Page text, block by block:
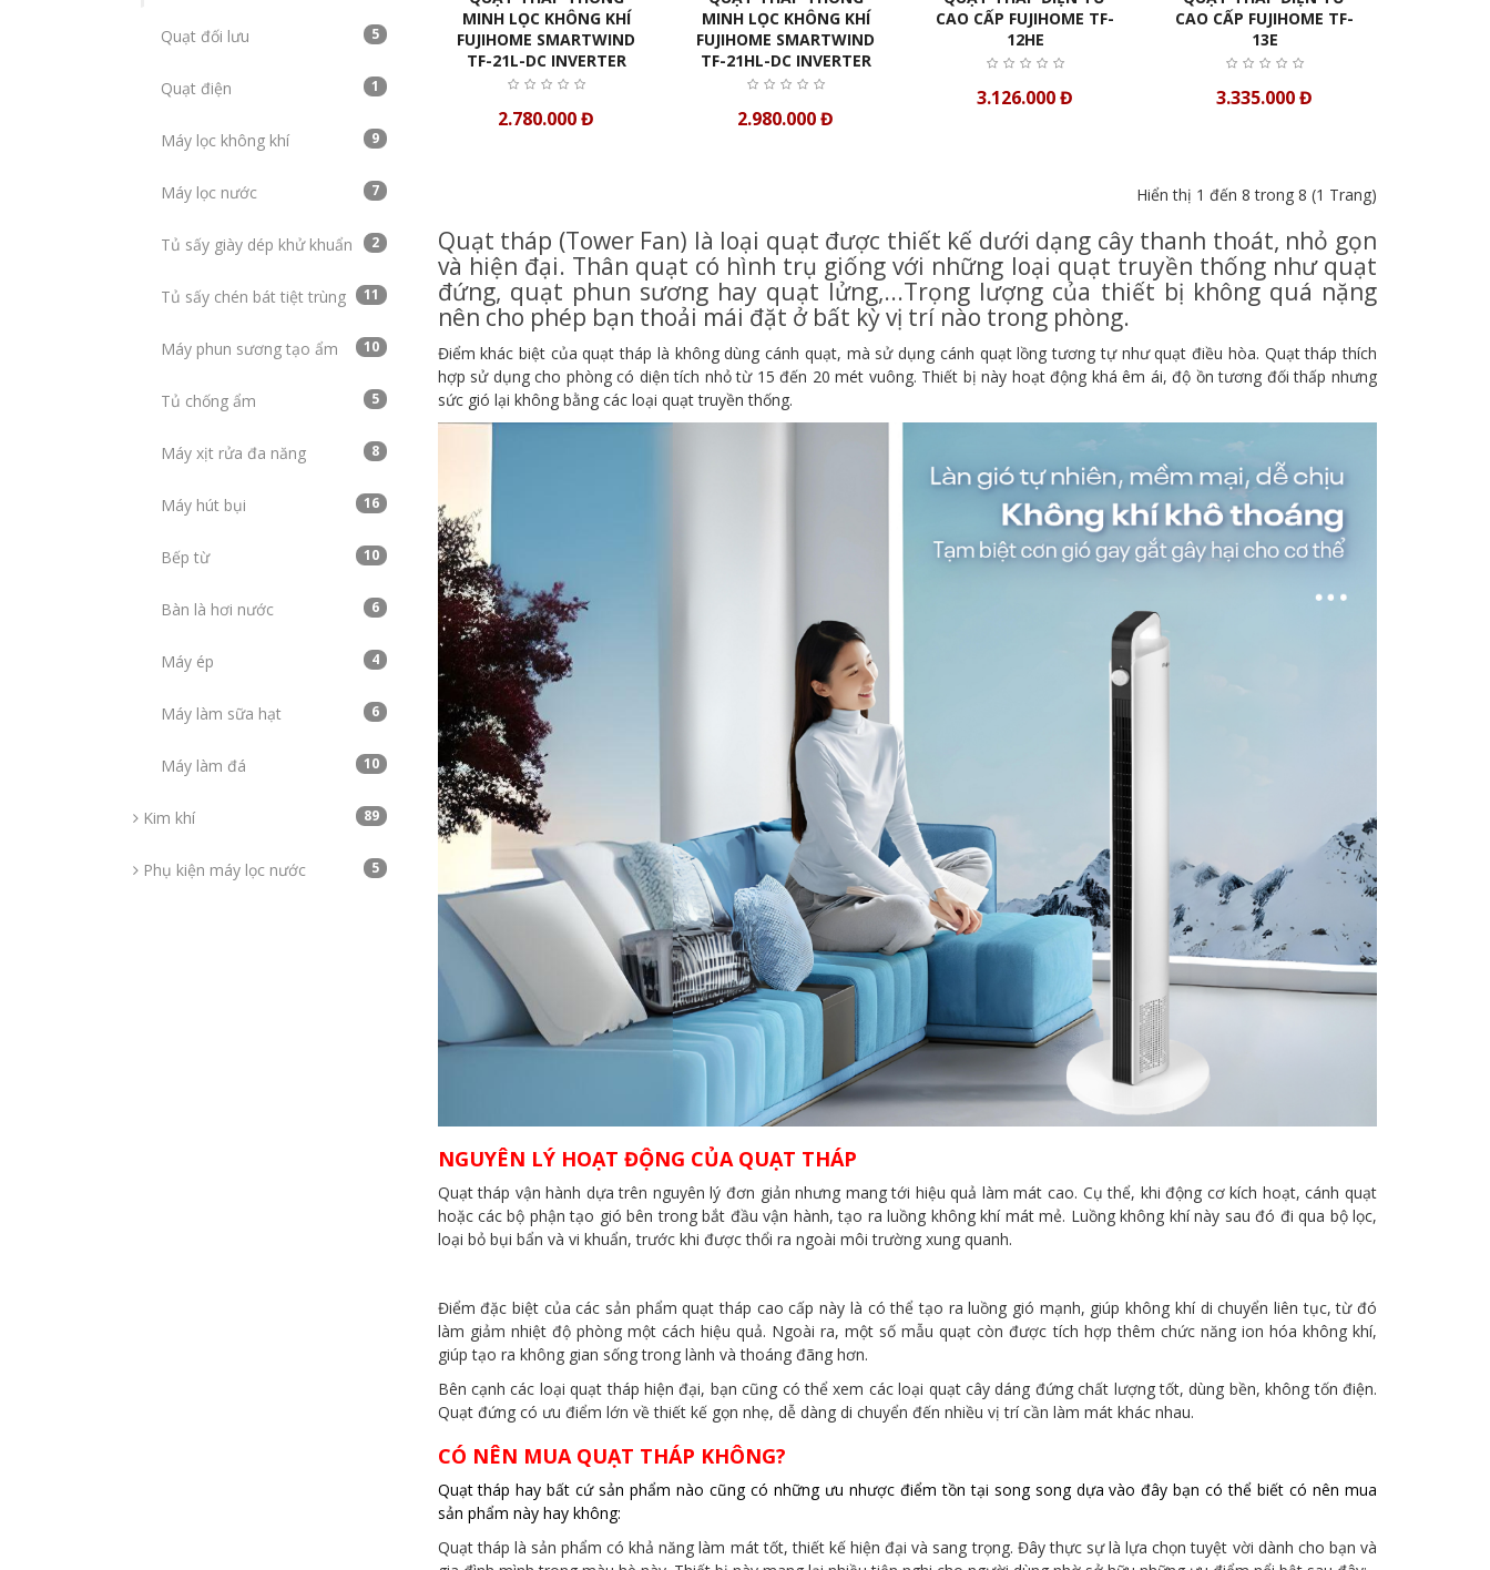
Quạt đối lưu 5
Quạt điện 1
Máy lọc không khí 9
Máy lọc nước 7
Tủ sấy giày dép khử khuẩn 2
Tủ sấy chén bát tiệt trùng 11
Máy phun sương tạo ẩm 10
Tủ chống ẩm 5
Máy xịt rửa đa năng 8
Máy hút bụi 16
Bếp từ 10
Bàn là hơi nước 6
Máy ép 4
Máy làm sữa hạt 6
Máy làm đá 10
Kim khí 89
Phụ kiện máy lọc nước 5
MINH LỌC KHÔNG KHÍ
FUJIHOME SMARTWIND
TF-21L-DC INVERTER
2.780.000 Đ
MINH LỌC KHÔNG KHÍ
FUJIHOME SMARTWIND
TF-21HL-DC INVERTER
2.980.000 Đ
CAO CẤP FUJIHOME TF-
12HE
3.126.000 Đ
CAO CẤP FUJIHOME TF-
13E
3.335.000 Đ
Hiển thị 1 đến 8 trong 8 (1 Trang)
Quạt tháp (Tower Fan) là loại quạt được thiết kế dưới dạng cây thanh thoát, nhỏ gọn
và hiện đại. Thân quạt có hình trụ giống với những loại quạt truyền thống như quạt
đứng, quạt phun sương hay quạt lửng,...Trọng lượng của thiết bị không quá nặng
nên cho phép bạn thoải mái đặt ở bất kỳ vị trí nào trong phòng.
Điểm khác biệt của quạt tháp là không dùng cánh quạt, mà sử dụng cánh quạt lồng tương tự như quạt điều hòa. Quạt tháp thích
hợp sử dụng cho phòng có diện tích nhỏ từ 15 đến 20 mét vuông. Thiết bị này hoạt động khá êm ái, độ ồn tương đối thấp nhưng
sức gió lại không bằng các loại quạt truyền thống.
NGUYÊN LÝ HOẠT ĐỘNG CỦA QUẠT THÁP
Quạt tháp vận hành dựa trên nguyên lý đơn giản nhưng mang tới hiệu quả làm mát cao. Cụ thể, khi động cơ kích hoạt, cánh quạt
hoặc các bộ phận tạo gió bên trong bắt đầu vận hành, tạo ra luồng không khí mát mẻ. Luồng không khí này sau đó đi qua bộ lọc,
loại bỏ bụi bẩn và vi khuẩn, trước khi được thổi ra ngoài môi trường xung quanh.
Điểm đặc biệt của các sản phẩm quạt tháp cao cấp này là có thể tạo ra luồng gió mạnh, giúp không khí di chuyển liên tục, từ đó
làm giảm nhiệt độ phòng một cách hiệu quả. Ngoài ra, một số mẫu quạt còn được tích hợp thêm chức năng ion hóa không khí,
giúp tạo ra không gian sống trong lành và thoáng đãng hơn.
Bên cạnh các loại quạt tháp hiện đại, bạn cũng có thể xem các loại quạt cây dáng đứng chất lượng tốt, dùng bền, không tốn điện.
Quạt đứng có ưu điểm lớn về thiết kế gọn nhẹ, dễ dàng di chuyển đến nhiều vị trí cần làm mát khác nhau.
CÓ NÊN MUA QUẠT THÁP KHÔNG?
Quạt tháp hay bất cứ sản phẩm nào cũng có những ưu nhược điểm tồn tại song song dựa vào đây bạn có thể biết có nên mua
sản phẩm này hay không:
Quạt tháp là sản phẩm có khả năng làm mát tốt, thiết kế hiện đại và sang trọng. Đây thực sự là lựa chọn tuyệt vời dành cho bạn và